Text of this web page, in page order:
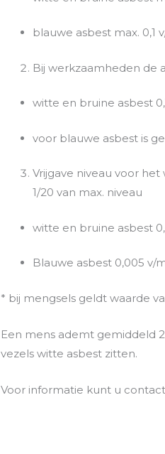
blauwe asbest max. 0,1
Bij werkzaamheden de
witte en bruine asbest
voor blauwe asbest is
Vrijgave niveau voor
1/20 van max. niveau
witte en bruine asbest
Blauwe asbest 0,005 v/
* bij mengsels geldt waarde
Een mens ademt gemiddeld
vezels witte asbest zitten.
Voor informatie kunt u